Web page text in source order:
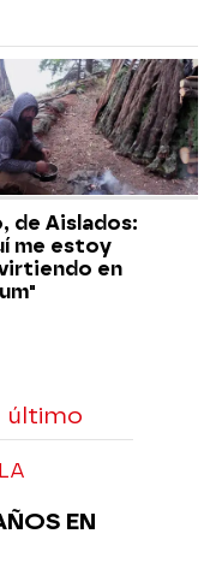
de Aislados:
me estoy
en
último
EN